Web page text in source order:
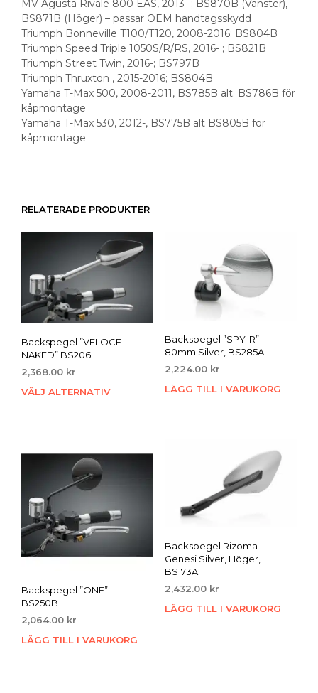
MV Agusta Rivale 800 EAS, 2013- ; BS870B (Vänster),
BS871B (Höger) – passar OEM handtagsskydd
Triumph Bonneville T100/T120, 2008-2016; BS804B
Triumph Speed Triple 1050S/R/RS, 2016- ; BS821B
Triumph Street Twin, 2016-; BS797B
Triumph Thruxton , 2015-2016; BS804B
Yamaha T-Max 500, 2008-2011, BS785B alt. BS786B för
kåpmontage
Yamaha T-Max 530, 2012-, BS775B alt BS805B för
kåpmontage
RELATERADE PRODUKTER
Backspegel ”VELOCE
NAKED” BS206
2,368.00 kr
VÄLJ ALTERNATIV
Den
flera
alternativen
väljas
på
produktsidan
Backspegel ”SPY-R”
80mm Silver, BS285A
2,224.00 kr
LÄGG TILL I VARUKORG
Backspegel ”ONE”
BS250B
2,064.00 kr
LÄGG TILL I VARUKORG
Backspegel Rizoma
Genesi Silver, Höger,
BS173A
2,432.00 kr
LÄGG TILL I VARUKORG